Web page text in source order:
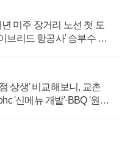
미주 장거리 노선 첫 도
브리드 항공사' 승부수 통
상생' 비교해보니, 교촌
'신메뉴 개발'·BBQ '원가